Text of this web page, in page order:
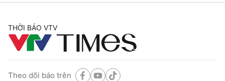
THỜI BÁO VTV
Theo dõi báo trên